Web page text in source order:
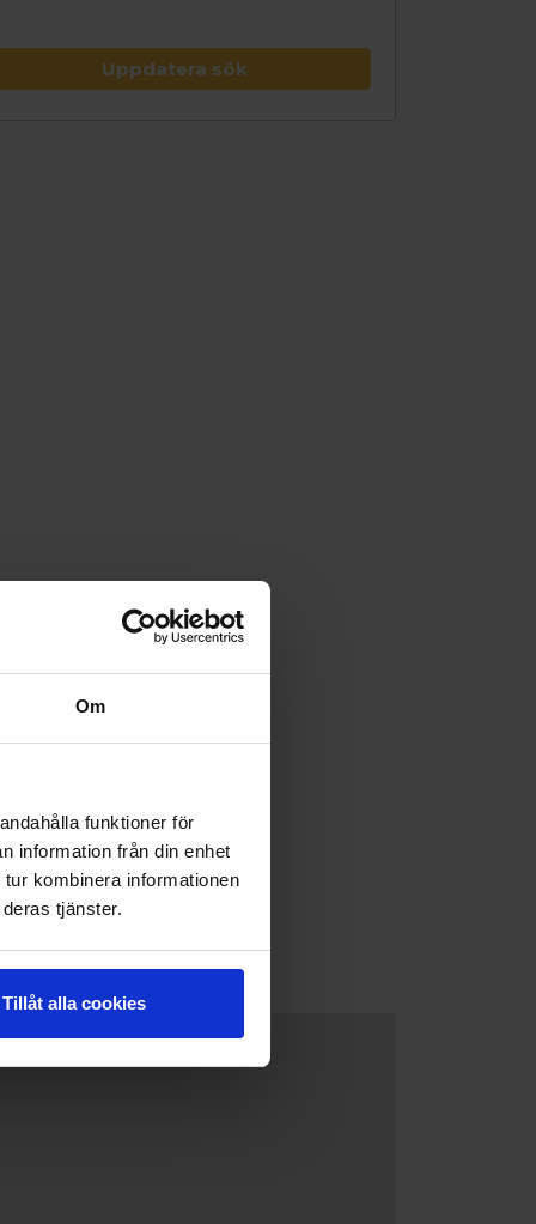
Om
funktioner för
information från din enhet
kombinera informationen
tjänster.
Tillåt alla cookies
Uppdatera sök